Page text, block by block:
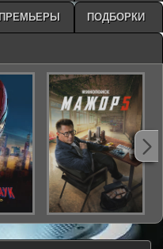
ПРЕМЬЕРЫ ПОДБОРКИ